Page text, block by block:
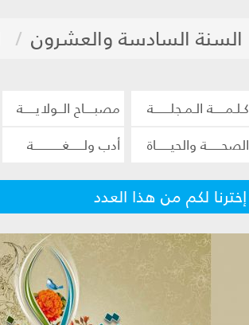
السنة السادسة والعشرون
كـلـمـــــة الـمـجلـــــــة مصبــــاح الــولايـــــة
الصحــــــة والحيــــــاة
أدب ولــــــغــــــــــــة
إخترنا لكم من هذا العدد